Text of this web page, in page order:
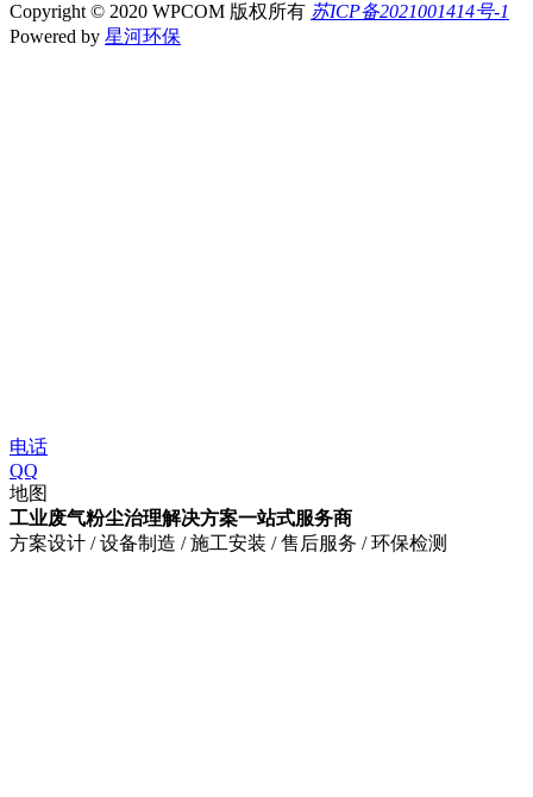
Copyright © 2020 WPCOM 版权所有 苏ICP备2021001414号-1
Powered by 星河环保
电话
QQ
地图
工业废气粉尘治理解决方案一站式服务商
方案设计 / 设备制造 / 施工安装 / 售后服务 / 环保检测